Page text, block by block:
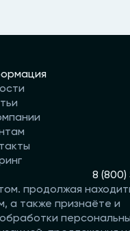
8
продолжая
а также признаёте и